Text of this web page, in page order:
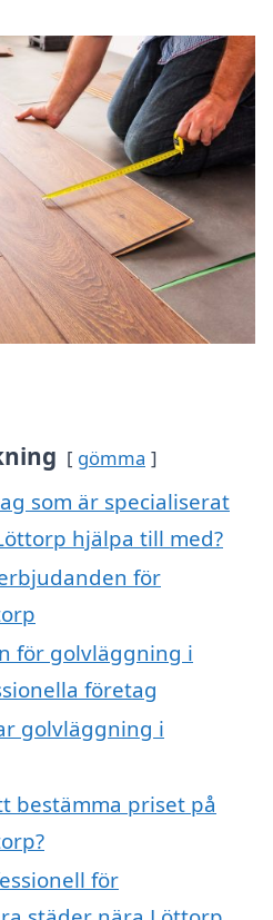
gömma
som är specialiserat
hjälpa till med?
för
för golvläggning i
företag
golvläggning i
bestämma priset på
för